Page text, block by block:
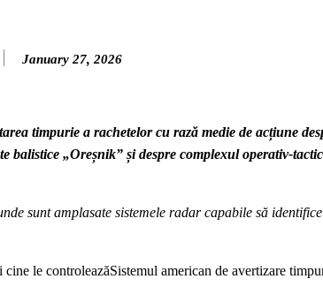
January 27, 2026
timpurie a rachetelor cu rază medie de acțiune
balistice „Oreșnik” și despre complexul operativ-
sunt amplasate sistemele radar capabile să
le controleazăSistemul american de avertizare